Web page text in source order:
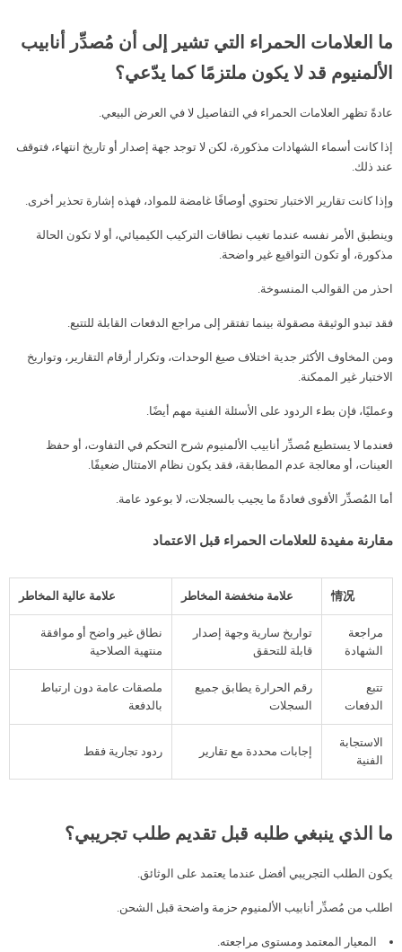
ما العلامات الحمراء التي تشير إلى أن مُصدِّر أنابيب
الألمنيوم قد لا يكون ملتزمًا كما يدّعي؟
عادةً تظهر العلامات الحمراء في التفاصيل لا في العرض البيعي.
إذا كانت أسماء الشهادات مذكورة، لكن لا توجد جهة إصدار أو تاريخ انتهاء، فتوقف
عند ذلك.
وإذا كانت تقارير الاختبار تحتوي أوصافًا غامضة للمواد، فهذه إشارة تحذير أخرى.
وينطبق الأمر نفسه عندما تغيب نطاقات التركيب الكيميائي، أو لا تكون الحالة
مذكورة، أو تكون التواقيع غير واضحة.
احذر من القوالب المنسوخة.
فقد تبدو الوثيقة مصقولة بينما تفتقر إلى مراجع الدفعات القابلة للتتبع.
ومن المخاوف الأكثر جدية اختلاف صيغ الوحدات، وتكرار أرقام التقارير، وتواريخ
الاختبار غير الممكنة.
وعمليًا، فإن بطء الردود على الأسئلة الفنية مهم أيضًا.
فعندما لا يستطيع مُصدِّر أنابيب الألمنيوم شرح التحكم في التفاوت، أو حفظ
العينات، أو معالجة عدم المطابقة، فقد يكون نظام الامتثال ضعيفًا.
أما المُصدِّر الأقوى فعادةً ما يجيب بالسجلات، لا بوعود عامة.
مقارنة مفيدة للعلامات الحمراء قبل الاعتماد
情况 علامة منخفضة المخاطر علامة عالية المخاطر
مراجعة
الشهادة
تواريخ سارية وجهة إصدار
قابلة للتحقق
نطاق غير واضح أو موافقة
منتهية الصلاحية
تتبع
الدفعات
رقم الحرارة يطابق جميع
السجلات
ملصقات عامة دون ارتباط
بالدفعة
الاستجابة
الفنية
إجابات محددة مع تقارير ردود تجارية فقط
ما الذي ينبغي طلبه قبل تقديم طلب تجريبي؟
يكون الطلب التجريبي أفضل عندما يعتمد على الوثائق.
اطلب من مُصدِّر أنابيب الألمنيوم حزمة واضحة قبل الشحن.
المعيار المعتمد ومستوى مراجعته.